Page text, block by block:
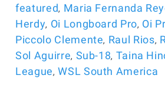
featured, Maria Fernanda
Herdy, Oi Longboard Pro, Oi
Piccolo Clemente, Raul Rios,
Sol Aguirre, Sub-18, Taina
League,WSL South America